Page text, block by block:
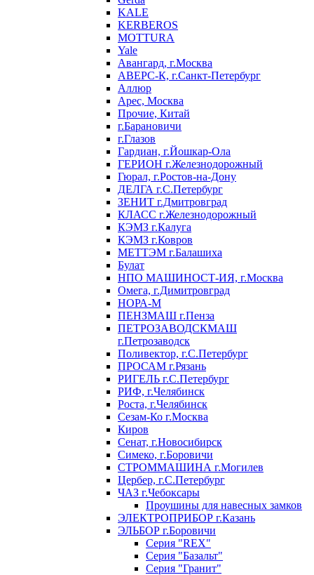
KALE
KERBEROS
MOTTURA
Yale
Авангард, г.Москва
АВЕРС-К, г.Санкт-Петербург
Аллюр
Арес, Москва
Прочие, Китай
г.Барановичи
г.Глазов
Гардиан, г.Йошкар-Ола
ГЕРИОН г.Железнодорожный
Гюрал, г.Ростов-на-Дону
ДЕЛГА г.С.Петербург
ЗЕНИТ г.Дмитровград
КЛАСС г.Железнодорожный
КЭМЗ г.Калуга
КЭМЗ г.Ковров
МЕТТЭМ г.Балашиха
Булат
НПО МАШИНОСТ-ИЯ, г.Москва
Омега, г.Димитровград
НОРА-М
ПЕНЗМАШ г.Пенза
ПЕТРОЗАВОДСКМАШ
г.Петрозаводск
Поливектор, г.С.Петербург
ПРОСАМ г.Рязань
РИГЕЛЬ г.С.Петербург
РИФ, г.Челябинск
Роста, г.Челябинск
Сезам-Ко г.Москва
Киров
Сенат, г.Новосибирск
Симеко, г.Боровичи
СТРОММАШИНА г.Могилев
Цербер, г.С.Петербург
ЧАЗ г.Чебоксары
Проушины для навесных замков
ЭЛЕКТРОПРИБОР г.Казань
ЭЛЬБОР г.Боровичи
Серия "REX"
Серия "Базальт"
Серия "Гранит"